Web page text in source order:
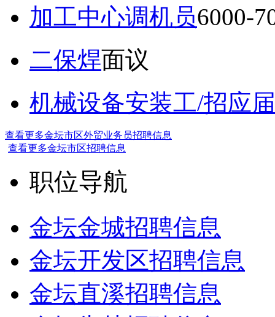
加工中心调机员6000-
二保焊面议
机械设备安装工/招应
查看更多金坛市区外贸业务员招聘信息
查看更多金坛市区招聘信息
职位导航
金坛金城招聘信息
金坛开发区招聘信息
金坛直溪招聘信息